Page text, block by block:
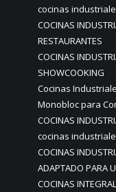
cocinas
COCINAS
RESTAURANTES
COCINAS
SHOWCOOKING
Cocinas
Monobloc para
COCINAS
cocinas
COCINAS
ADAPTADO PARA
COCINAS